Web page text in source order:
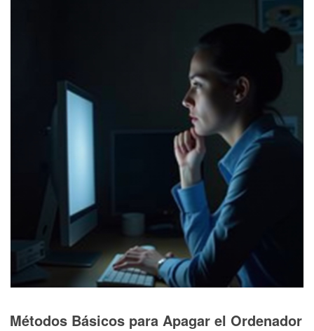
Métodos Básicos para Apagar el Ordenador